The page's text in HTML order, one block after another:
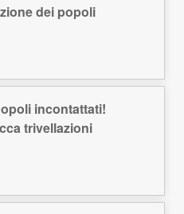
dei popoli
incontattati!
trivellazioni